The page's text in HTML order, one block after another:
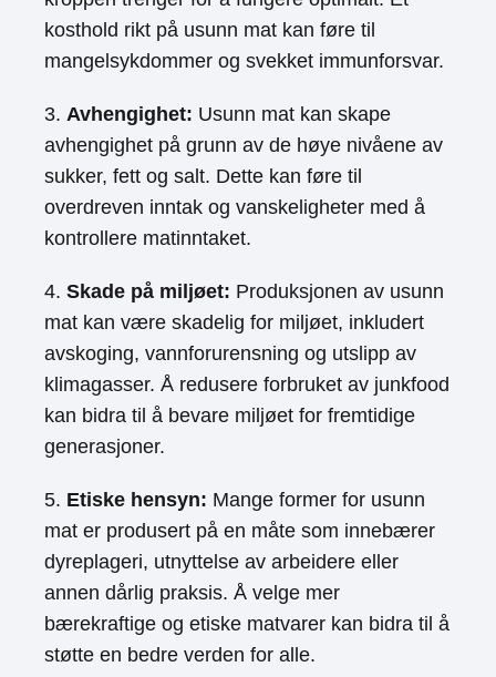
kosthold rikt på usunn mat kan føre til
mangelsykdommer og svekket immunforsvar.
3. Avhengighet: Usunn mat kan skape
avhengighet på grunn av de høye nivåene av
sukker, fett og salt. Dette kan føre til
overdreven inntak og vanskeligheter med å
kontrollere matinntaket.
4. Skade på miljøet: Produksjonen av usunn
mat kan være skadelig for miljøet, inkludert
avskoging, vannforurensning og utslipp av
klimagasser. Å redusere forbruket av junkfood
kan bidra til å bevare miljøet for fremtidige
generasjoner.
5. Etiske hensyn: Mange former for usunn
mat er produsert på en måte som innebærer
dyreplageri, utnyttelse av arbeidere eller
annen dårlig praksis. Å velge mer
bærekraftige og etiske matvarer kan bidra til å
støtte en bedre verden for alle.